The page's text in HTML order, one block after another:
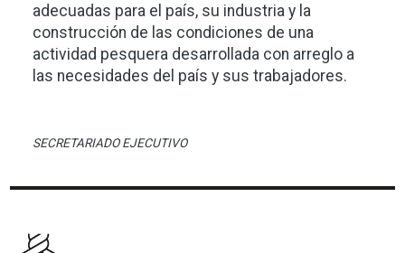
adecuadas para el país, su industria y la
construcción de las condiciones de una
actividad pesquera desarrollada con arreglo a
las necesidades del país y sus trabajadores.
SECRETARIADO EJECUTIVO